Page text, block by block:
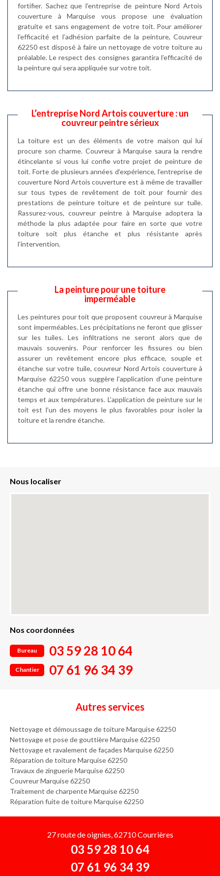
fortifier. Sachez que l’entreprise de peinture Nord Artois
couverture à Marquise vous propose une évaluation
gratuite et sans engagement de votre toit. Pour améliorer
l’efficacité et l’adhésion parfaite de la peinture, Couvreur
62250 est disposé à faire un nettoyage de votre toiture au
préalable. Le respect des consignes garantira l’efficacité de
la peinture qui sera appliquée sur votre toit.
L’entreprise Nord Artois couverture : un
couvreur peintre sérieux
La toiture est un des éléments de votre maison qui lui
procure son charme. Couvreur à Marquise saura la rendre
étincelante si vous lui confie votre projet de peinture de
toit. Forte de plusieurs années d’expérience, l’entreprise de
couverture Nord Artois couverture est à même de travailler
sur tous types de revêtement de toit pour fournir des
prestations de peinture toiture et de peinture sur tuile.
Rassurez-vous, couvreur peintre à Marquise adoptera la
méthode la plus adaptée pour faire en sorte que votre
toiture soit plus étanche et plus résistante après
l’intervention.
La peinture pour une toiture
imperméable
Les peintures pour toit que proposent couvreur à Marquise
sont imperméables. Les précipitations ne feront que glisser
sur les tuiles. Les infiltrations ne seront alors que de
mauvais souvenirs. Pour renforcer les fissures ou bien
assurer un revêtement encore plus efficace, souple et
étanche sur votre tuile, couvreur Nord Artois couverture à
Marquise 62250 vous suggère l’application d’une peinture
étanche qui offre une bonne résistance face aux mauvais
temps et aux températures. L’application de peinture sur le
toit est l'un des moyens le plus favorables pour isoler la
toiture et la rendre étanche.
Nous localiser
Nos coordonnées
Bureau 03 59 28 10 64
Chantier 07 61 96 34 39
Autres services
Nettoyage et démoussage de toiture Marquise 62250
Nettoyage et pose de gouttière Marquise 62250
Nettoyage et ravalement de façades Marquise 62250
Réparation de toiture Marquise 62250
Travaux de zinguerie Marquise 62250
Couvreur Marquise 62250
Traitement de charpente Marquise 62250
Réparation fuite de toiture Marquise 62250
27 route de oignies, 62710 Courrières
03 59 28 10 64
07 61 96 34 39